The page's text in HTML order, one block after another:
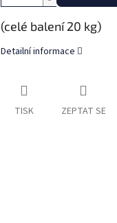
(celé balení 20 kg)
Detailní informace
TISK ZEPTAT SE